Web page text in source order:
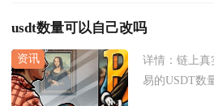
usdt数量可以自己改吗
详情： 链上真
易的USDT数